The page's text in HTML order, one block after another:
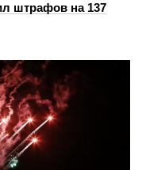
штрафов на 137